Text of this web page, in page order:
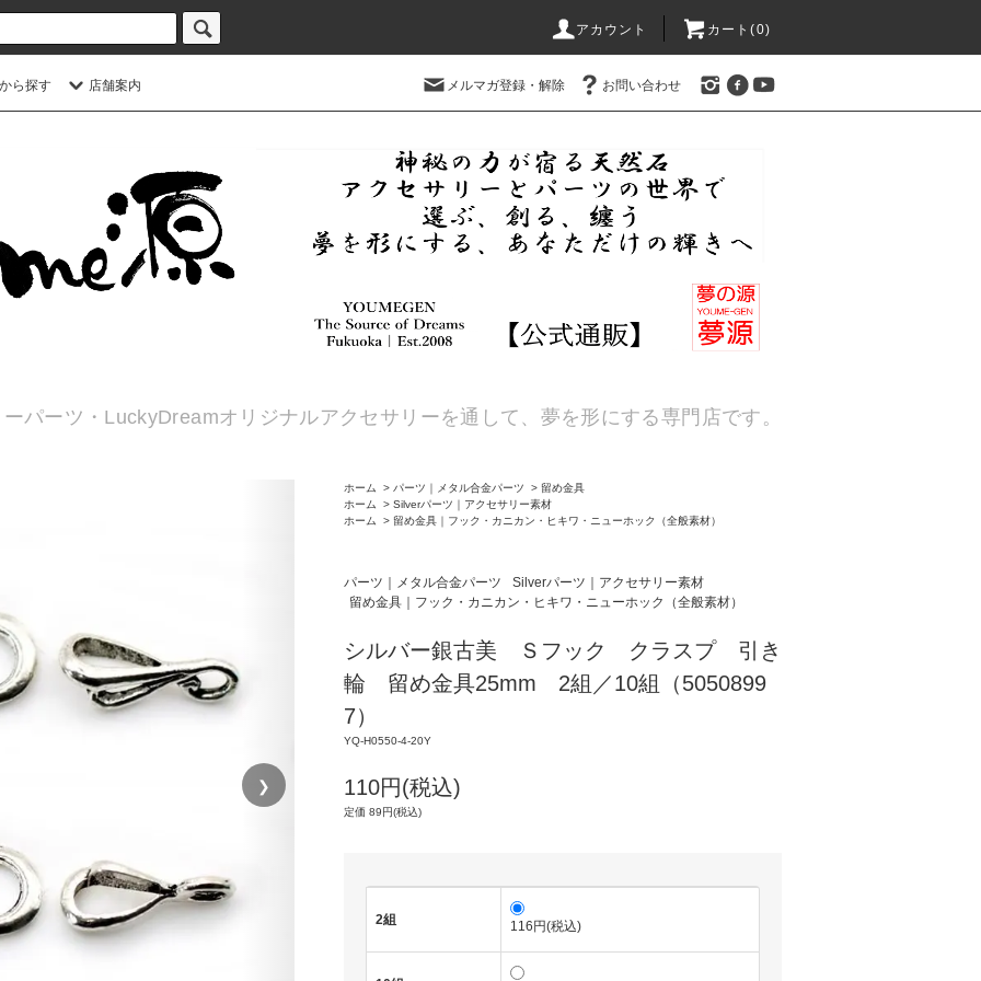
アカウント カート(0)
ら探す 店舗案内 メルマガ登録・解除 お問い合わせ
パーツ・LuckyDreamオリジナルアクセサリーを通して、夢を形にする専門店です。
❯
ホーム > パーツ｜メタル合金パーツ > 留め金具
ホーム
> Silverパーツ｜アクセサリー素材
ホーム
> 留め金具｜フック・カニカン・ヒキワ・ニューホック（全般素材）
パーツ｜メタル合金パーツ
Silverパーツ｜アクセサリー素材
留め金具｜フック・カニカン・ヒキワ・ニューホック（全般素材）
シルバー銀古美 Ｓフック クラスプ 引き
輪 留め金具25mm 2組／10組（5050899
7）
YQ-H0550-4-20Y
110円(税込)
定価 89円(税込)
2組 116円(税込)